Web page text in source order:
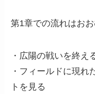
第1章での流れはお
・広陽の戦いを終え
・フィールドに現れ
トを見る